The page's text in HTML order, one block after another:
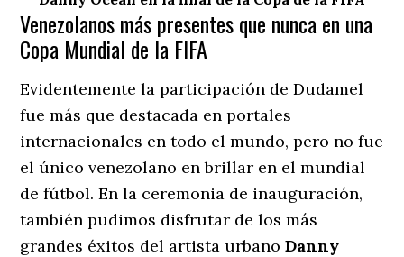
Venezolanos más presentes que nunca en una
Copa Mundial de la FIFA
Evidentemente la participación de Dudamel
fue más que destacada en portales
internacionales en todo el mundo, pero no fue
el único venezolano en brillar en el mundial
de fútbol. En la ceremonia de inauguración,
también pudimos disfrutar de los más
grandes éxitos del artista urbanoDanny